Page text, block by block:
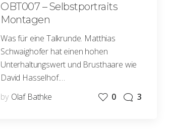
OBT007 – Selbstportraits
Montagen
Was für eine Talkrunde. Matthias
Schwaighofer hat einen hohen
Unterhaltungswert und Brusthaare wie
David Hasselhof.…
by Olaf Bathke 0 3